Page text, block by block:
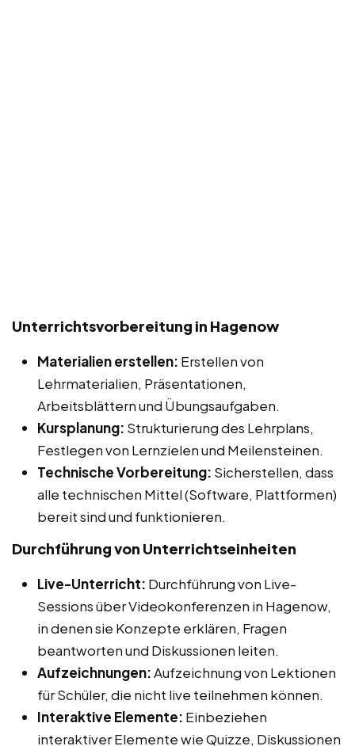
Unterrichtsvorbereitung in Hagenow
Materialien erstellen: Erstellen von
Lehrmaterialien, Präsentationen,
Arbeitsblättern und Übungsaufgaben.
Kursplanung: Strukturierung des Lehrplans,
Festlegen von Lernzielen und Meilensteinen.
Technische Vorbereitung: Sicherstellen, dass
alle technischen Mittel (Software, Plattformen)
bereit sind und funktionieren.
Durchführung von Unterrichtseinheiten
Live-Unterricht: Durchführung von Live-
Sessions über Videokonferenzen in Hagenow,
in denen sie Konzepte erklären, Fragen
beantworten und Diskussionen leiten.
Aufzeichnungen:Aufzeichnung von Lektionen
für Schüler, die nicht live teilnehmen können.
Interaktive Elemente: Einbeziehen
interaktiver Elemente wie Quizze, Diskussionen